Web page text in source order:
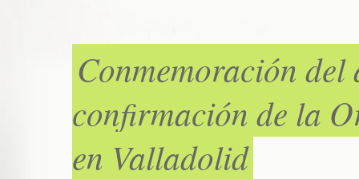
Conmemoración
confirmación de la
en Valladolid